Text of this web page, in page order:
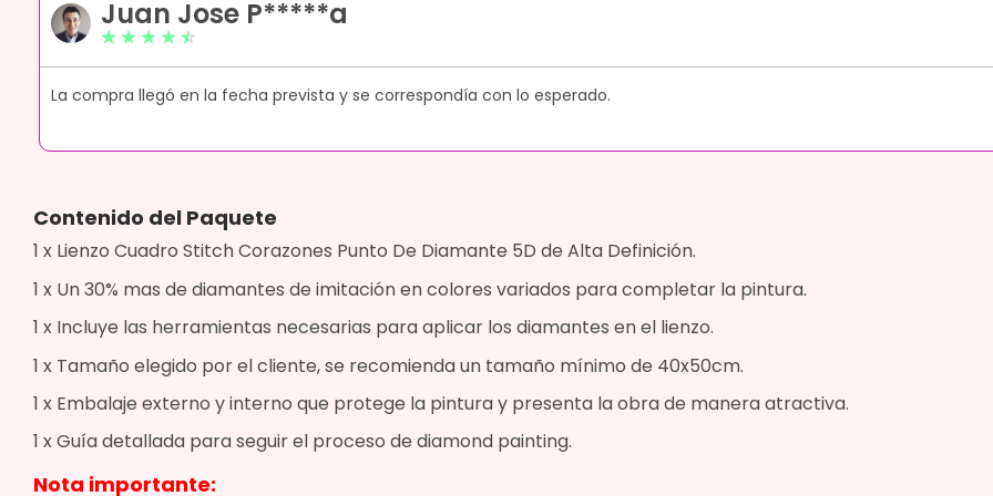
Juan Jose P*****a
☆ ☆ ☆ ☆ ☆
La compra llegó en la fecha prevista y se correspondía con lo esperado.
Contenido del Paquete
1 x Lienzo Cuadro Stitch Corazones Punto De Diamante 5D de Alta Definición.
1 x Un 30% mas de diamantes de imitación en colores variados para completar la pintura.
1 x Incluye las herramientas necesarias para aplicar los diamantes en el lienzo.
1 x Tamaño elegido por el cliente, se recomienda un tamaño mínimo de 40x50cm.
1 x Embalaje externo y interno que protege la pintura y presenta la obra de manera atractiva.
1 x Guía detallada para seguir el proceso de diamond painting.
Nota importante: